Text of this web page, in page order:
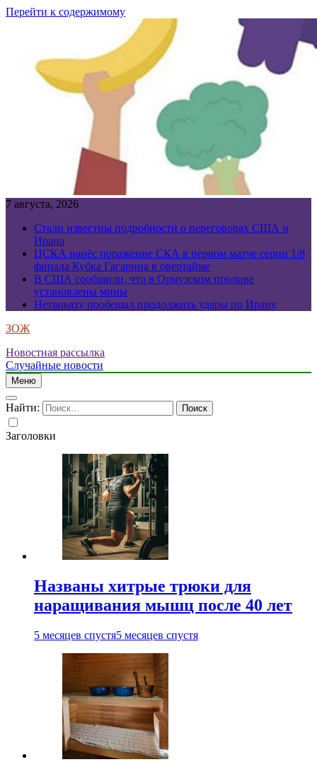
Перейти к содержимому
7 августа, 2026
Стали известны подробности о переговорах США и
Ирана
ЦСКА нанёс поражение СКА в первом матче серии 1/8
финала Кубка Гагарина в овертайме
В США сообщили, что в Ормузском проливе
установлены мины
Нетаньяху пообещал продолжить удары по Ирану
ЗОЖ
Новостная рассылка
Случайные новости
Меню
Найти:
Заголовки
Названы хитрые трюки для
наращивания мышц после 40 лет
5 месяцев спустя5 месяцев спустя